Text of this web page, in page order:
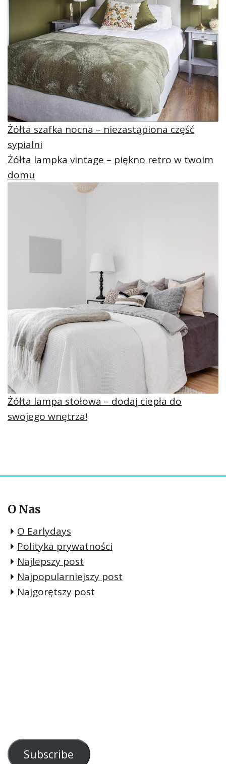
Żółta szafka nocna – niezastąpiona część
sypialni
Żółta lampka vintage – piękno retro w twoim
domu
Żółta lampa stołowa – dodaj ciepła do
swojego wnętrza!
O Nas
O Earlydays
Polityka prywatności
Najlepszy post
Najpopularniejszy post
Najgorętszy post
Subscribe